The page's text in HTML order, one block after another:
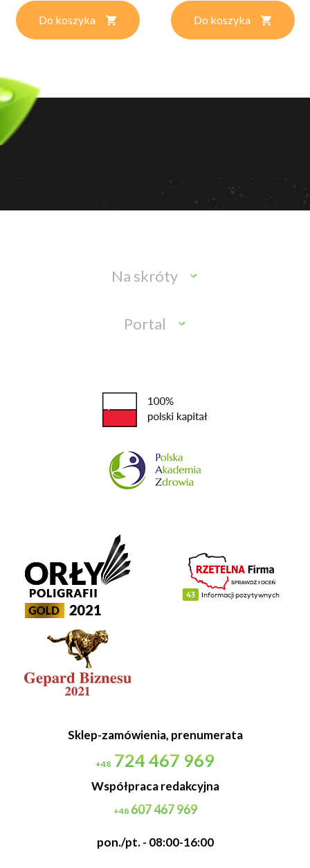
Do koszyka Do koszyka
Na skróty
Portal
Sklep-zamówienia, prenumerata
+48 724 467 969
Współpraca redakcyjna
+48607 467 969
pon./pt. - 08:00-16:00